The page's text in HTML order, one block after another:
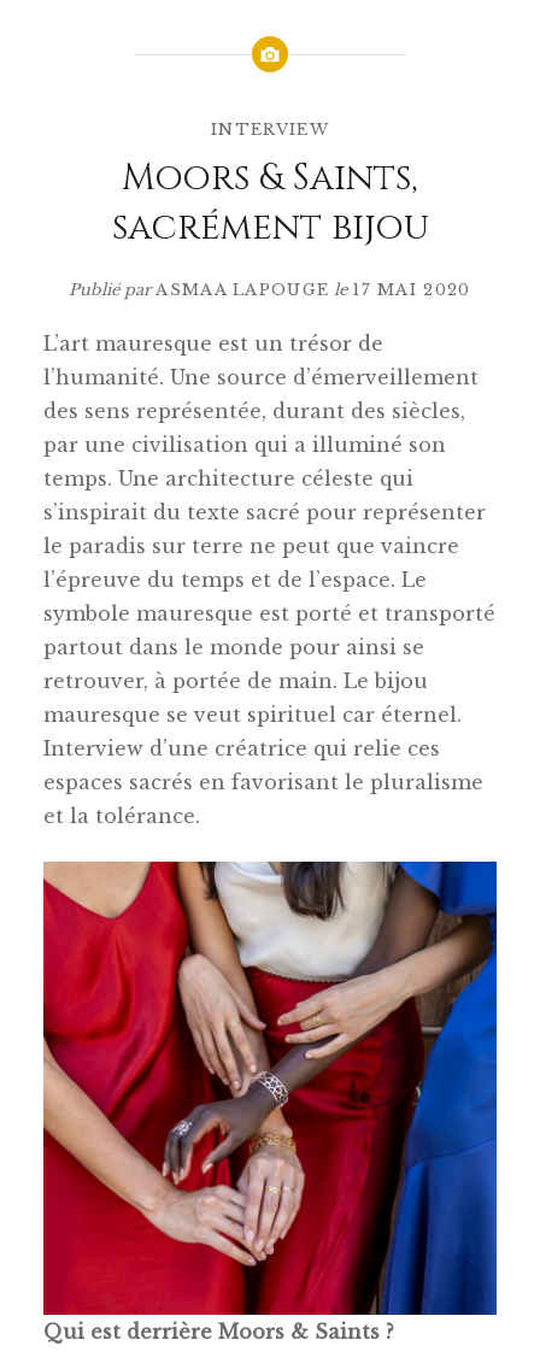
INTERVIEW
Moors & Saints,
sacrément bijou
Publié parASMAA LAPOUGE le 17 MAI 2020
L’art mauresque est un trésor de
l’humanité. Une source d’émerveillement
des sens représentée, durant des siècles,
par une civilisation qui a illuminé son
temps. Une architecture céleste qui
s’inspirait du texte sacré pour représenter
le paradis sur terre ne peut que vaincre
l’épreuve du temps et de l’espace. Le
symbole mauresque est porté et transporté
partout dans le monde pour ainsi se
retrouver, à portée de main. Le bijou
mauresque se veut spirituel car éternel.
Interview d’une créatrice qui relie ces
espaces sacrés en favorisant le pluralisme
et la tolérance.
Qui est derrière Moors & Saints ?